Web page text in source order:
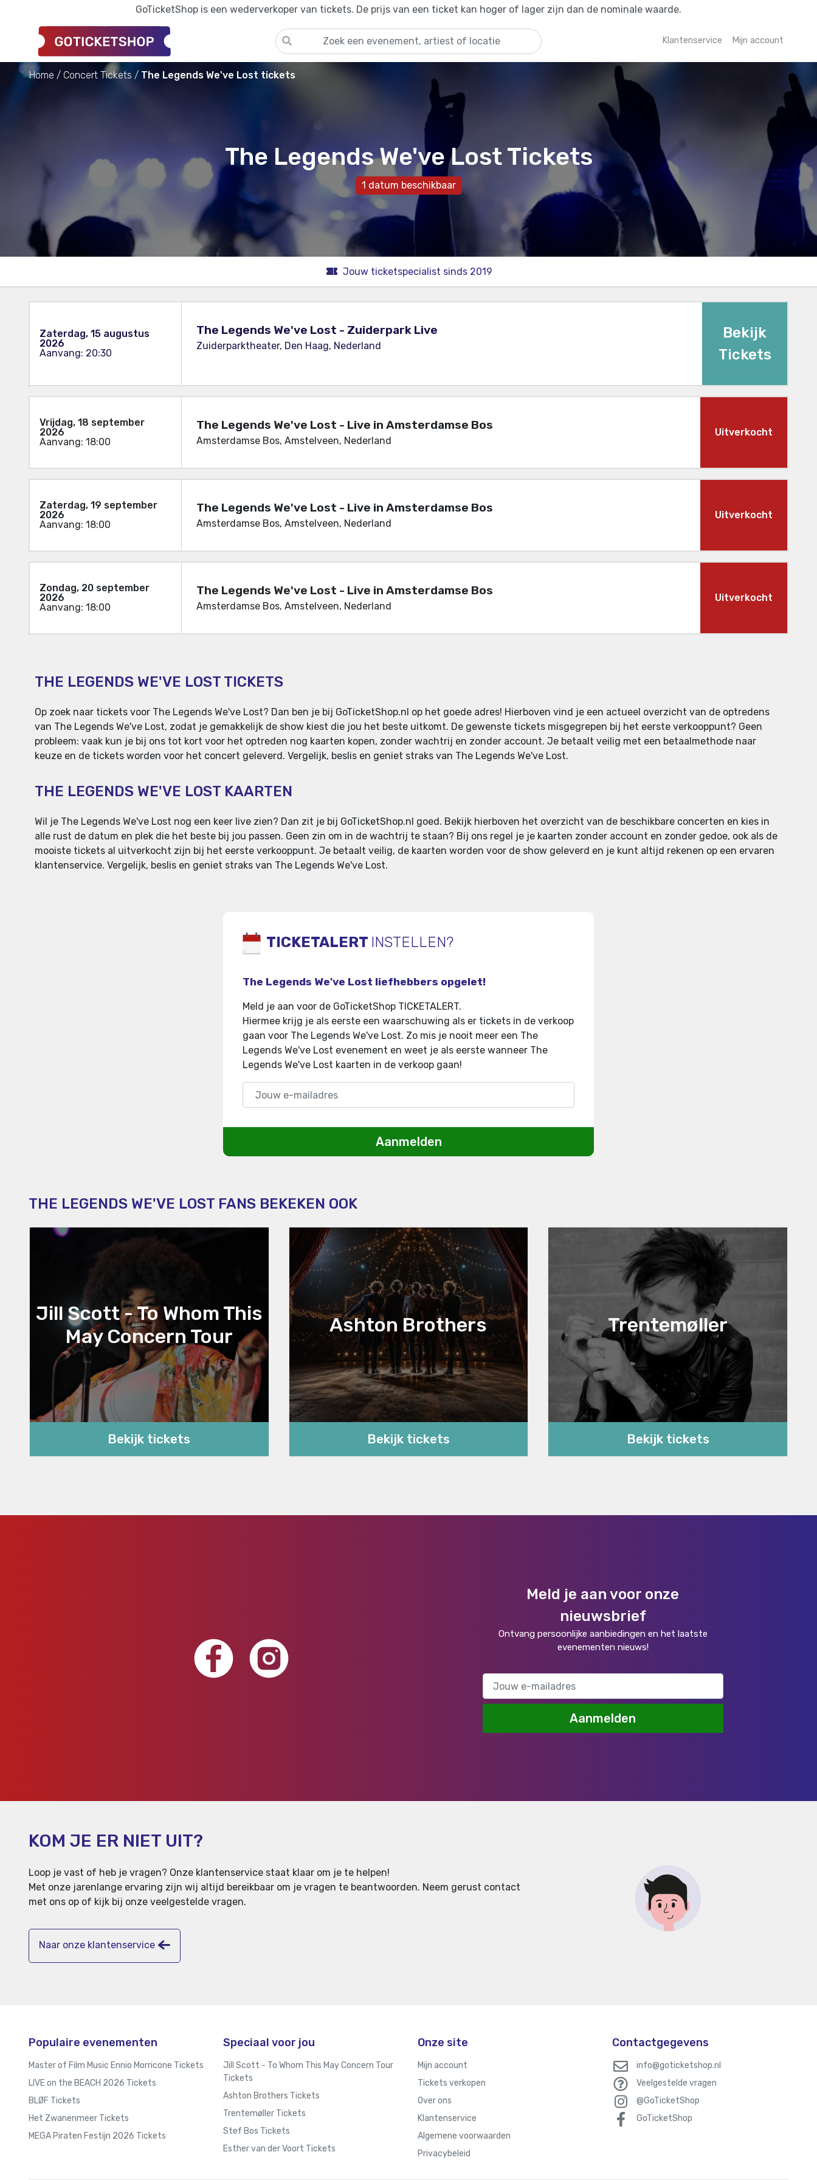
GoTicketShop is een wederverkoper van tickets. De prijs van een ticket kan hoger of lager zijn dan de nominale waarde.
Klantenservice Mijn account
Home Concert Tickets The Legends We've Lost tickets
The Legends We've Lost Tickets
1 datum beschikbaar
Jouw ticketspecialist sinds 2019
Zaterdag, 15 augustus
2026
Aanvang: 20:30
The Legends We've Lost - Zuiderpark Live
Zuiderparktheater, Den Haag, Nederland
Bekijk
Tickets
Vrijdag, 18 september
2026
Aanvang: 18:00
The Legends We've Lost - Live in Amsterdamse Bos
Amsterdamse Bos, Amstelveen, Nederland
Uitverkocht
Zaterdag, 19 september
2026
Aanvang: 18:00
The Legends We've Lost - Live in Amsterdamse Bos
Amsterdamse Bos, Amstelveen, Nederland
Uitverkocht
Zondag, 20 september
2026
Aanvang: 18:00
The Legends We've Lost - Live in Amsterdamse Bos
Amsterdamse Bos, Amstelveen, Nederland
Uitverkocht
THE LEGENDS WE'VE LOST TICKETS
Op zoek naar tickets voor The Legends We've Lost? Dan ben je bij GoTicketShop.nl op het goede adres! Hierboven vind je een actueel overzicht van de optredens
van The Legends We've Lost, zodat je gemakkelijk de show kiest die jou het beste uitkomt. De gewenste tickets misgegrepen bij het eerste verkooppunt? Geen
probleem: vaak kun je bij ons tot kort voor het optreden nog kaarten kopen, zonder wachtrij en zonder account. Je betaalt veilig met een betaalmethode naar
keuze en de tickets worden voor het concert geleverd. Vergelijk, beslis en geniet straks van The Legends We've Lost.
THE LEGENDS WE'VE LOST KAARTEN
Wil je The Legends We've Lost nog een keer live zien? Dan zit je bij GoTicketShop.nl goed. Bekijk hierboven het overzicht van de beschikbare concerten en kies in
alle rust de datum en plek die het beste bij jou passen. Geen zin om in de wachtrij te staan? Bij ons regel je je kaarten zonder account en zonder gedoe, ook als de
mooiste tickets al uitverkocht zijn bij het eerste verkooppunt. Je betaalt veilig, de kaarten worden voor de show geleverd en je kunt altijd rekenen op een ervaren
klantenservice. Vergelijk, beslis en geniet straks van The Legends We've Lost.
TICKETALERT INSTELLEN?
The Legends We've Lost liefhebbers opgelet!
Meld je aan voor de GoTicketShop TICKETALERT.
Hiermee krijg je als eerste een waarschuwing als er tickets in de verkoop
gaan voor The Legends We've Lost. Zo mis je nooit meer een The
Legends We've Lost evenement en weet je als eerste wanneer The
Legends We've Lost kaarten in de verkoop gaan!
Aanmelden
THE LEGENDS WE'VE LOST FANS BEKEKEN OOK
Jill Scott - To Whom This
May Concern Tour
Bekijk tickets
Ashton Brothers
Bekijk tickets
Trentemøller
Bekijk tickets
Meld je aan voor onze
nieuwsbrief
Ontvang persoonlijke aanbiedingen en het laatste
evenementen nieuws!
Aanmelden
KOM JE ER NIET UIT?
Loop je vast of heb je vragen? Onze klantenservice staat klaar om je te helpen!
Met onze jarenlange ervaring zijn wij altijd bereikbaar om je vragen te beantwoorden. Neem gerust contact
met ons op of kijk bij onze veelgestelde vragen.
Naar onze klantenservice
Populaire evenementen
Master of Film Music Ennio Morricone Tickets
LIVE on the BEACH 2026 Tickets
BLØF Tickets
Het Zwanenmeer Tickets
MEGA Piraten Festijn 2026 Tickets
Speciaal voor jou
Jill Scott - To Whom This May Concern Tour
Tickets
Ashton Brothers Tickets
Trentemøller Tickets
Stef Bos Tickets
Esther van der Voort Tickets
Onze site
Mijn account
Tickets verkopen
Over ons
Klantenservice
Algemene voorwaarden
Privacybeleid
Contactgegevens
info@goticketshop.nl
Veelgestelde vragen
@GoTicketShop
GoTicketShop